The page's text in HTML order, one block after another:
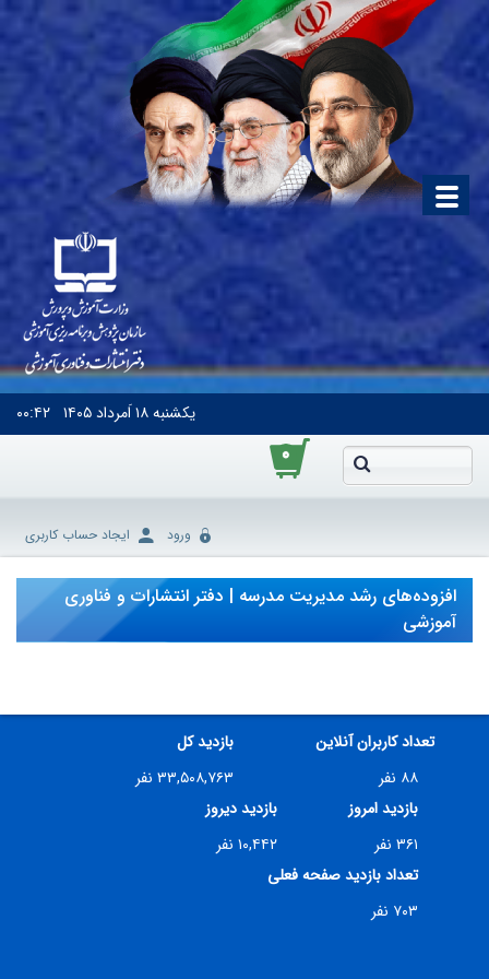
یکشنبه۱۸ اَمرداد ۱۴۰۵ ۰۰:۴۲
۰
ورود ایجاد حساب کاربری
افزوده‌های رشد مدیریت مدرسه | دفتر انتشارات و فناوری
آموزشی
تعداد کاربران آنلاین
۸۸ نفر
بازدید کل
۳۳,۵۰۸,۷۶۳ نفر
بازدید امروز
۳۶۱ نفر
بازدید دیروز
۱۰,۴۴۲ نفر
تعداد بازدید صفحه فعلی
۷۰۳ نفر